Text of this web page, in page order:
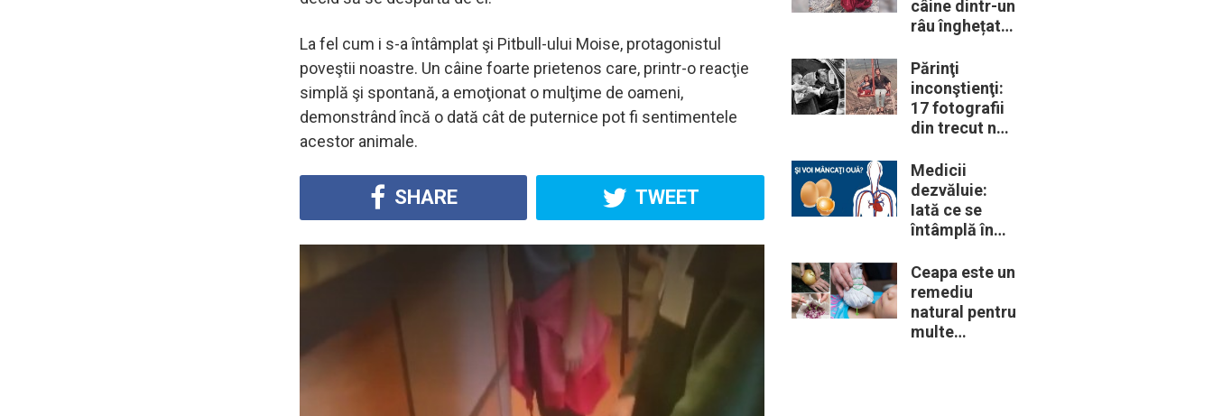
La fel cum i s-a întâmplat şi Pitbull-ului Moise, protagonistul
poveştii noastre. Un câine foarte prietenos care, printr-o reacţie
simplă şi spontană, a emoţionat o mulţime de oameni,
demonstrând încă o dată cât de puternice pot fi sentimentele
acestor animale.
SHARE TWEET
câine dintr-un
râu înghețat:
descoperă că
de fapt era un
lup
Părinţi
inconştienţi:
17 fotografii
din trecut ne
periculoase
erau unele
„obiceiuri” ale
vremii
Medicii
dezvăluie:
Iată ce se
întâmplă în
când începem
să mâncăm
câte două
ouă în fiecare
Ceapa este un
remediu
natural pentru
multe